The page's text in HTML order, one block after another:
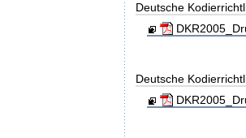
Deutsche
Deutsche